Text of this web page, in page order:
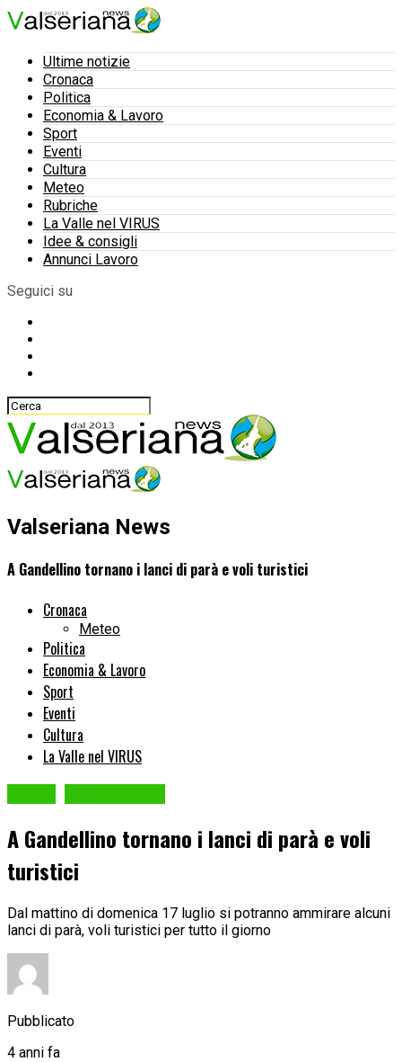
Ultime notizie
Cronaca
Politica
Economia & Lavoro
Sport
Eventi
Cultura
Meteo
Rubriche
La Valle nel VIRUS
Idee & consigli
Annunci Lavoro
Seguici su
Valseriana News
A Gandellino tornano i lanci di parà e voli turistici
Cronaca
Meteo
Politica
Economia & Lavoro
Sport
Eventi
Cultura
La Valle nel VIRUS
A Gandellino tornano i lanci di parà e voli
turistici
Dal mattino di domenica 17 luglio si potranno ammirare alcuni
lanci di parà, voli turistici per tutto il giorno
Pubblicato
4 anni fa